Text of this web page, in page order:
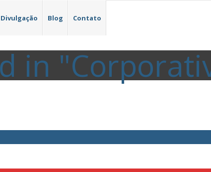
Divulgação Blog Contato
in